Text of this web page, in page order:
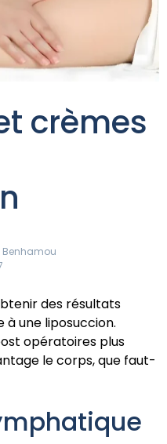
crèmes
Benhamou
des résultats
à une liposuccion.
opératoires plus
le corps, que faut-